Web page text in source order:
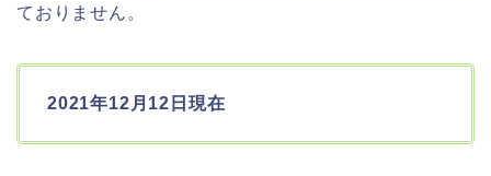
ておりません。
2021年12月12日現在